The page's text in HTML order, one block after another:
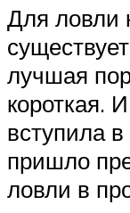
Для ловли
лучшая
короткая.
вступила
пришло
ловли в